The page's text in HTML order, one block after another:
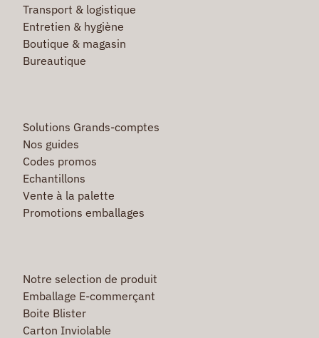
Transport & logistique
Entretien & hygiène
Boutique & magasin
Bureautique
Solutions Grands-comptes
Nos guides
Codes promos
Echantillons
Vente à la palette
Promotions emballages
Notre selection de produit
Emballage E-commerçant
Boite Blister
Carton Inviolable